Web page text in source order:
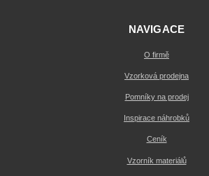
NAVIGACE
O firmě
Vzorková prodejna
Pomníky na prodej
Inspirace náhrobků
Ceník
Vzorník materiálů